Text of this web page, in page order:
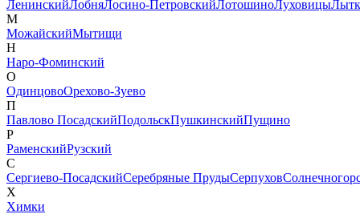
ЛенинскийЛобняЛосино-ПетровскийЛотошиноЛуховицы
М
МожайскийМытищи
Н
Наро-Фоминский
О
ОдинцовоОрехово-Зуево
П
Павлово ПосадскийПодольскПушкинскийПущино
Р
РаменскийРузский
С
Сергиево-ПосадскийСеребряные ПрудыСерпухов
Х
Химки